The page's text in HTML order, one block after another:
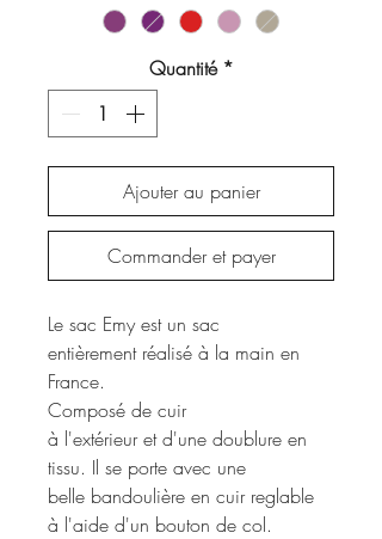
Quantité *
Ajouter au panier
Commander et payer
Le sac Emy est un sac
entièrement réalisé à la main en
France.
Composé de cuir
à l'extérieur et d'une doublure en
tissu. Il se porte avec une
belle bandoulière en cuir reglable
à l'aide d'un bouton de col.